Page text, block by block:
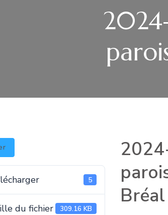
5
du fichier 309.16 KB
Bréal